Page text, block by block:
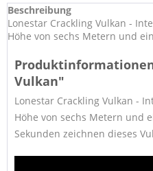
Beschreibung
Lonestar Crackling Vulkan -
Höhe von sechs Metern und
Vulkan"
Lonestar Crackling Vulkan -
Höhe von sechs Metern und
Sekunden zeichnen dieses